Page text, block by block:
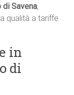
di Savena,
qualità a tariffe
in
di